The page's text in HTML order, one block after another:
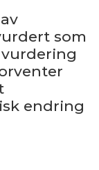
som
endring